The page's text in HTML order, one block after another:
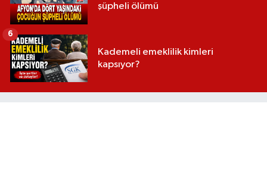
şüpheli ölümü
Kademeli emeklilik kimleri
kapsıyor?
6